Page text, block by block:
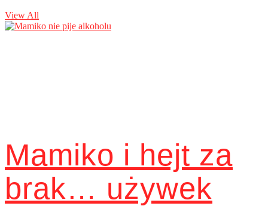
View All
Mamiko i hejt za
brak… używek